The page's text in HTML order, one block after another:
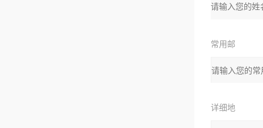
名：
常用邮
箱：
详细地